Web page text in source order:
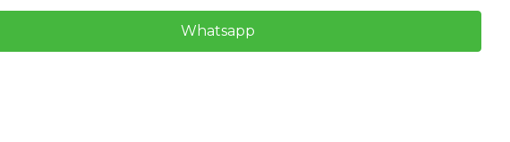
Whatsapp